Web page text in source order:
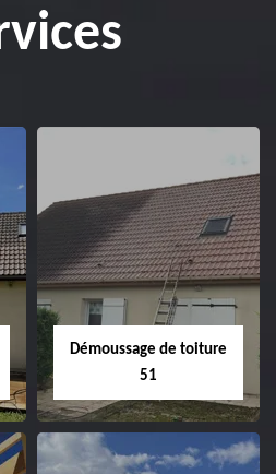
Démoussage de toiture
51